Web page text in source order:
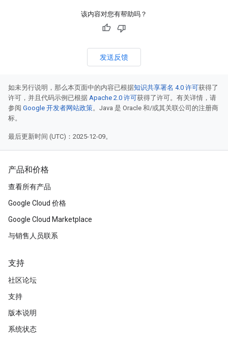
该内容对您有帮助吗？
发送反馈
如未另行说明，那么本页面中的内容已根据知识共享署名 4.0 许可获得了
许可，并且代码示例已根据 Apache 2.0 许可获得了许可。有关详情，请
参阅 Google 开发者网站政策。Java 是 Oracle 和/或其关联公司的注册商
标。
最后更新时间 (UTC)：2025-12-09。
产品和价格
查看所有产品
Google Cloud 价格
Google Cloud Marketplace
与销售人员联系
支持
社区论坛
支持
版本说明
系统状态